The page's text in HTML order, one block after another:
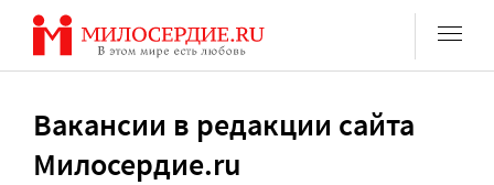
Перейти
содержанию
Вакансии в редакции сайта
Милосердие.ru